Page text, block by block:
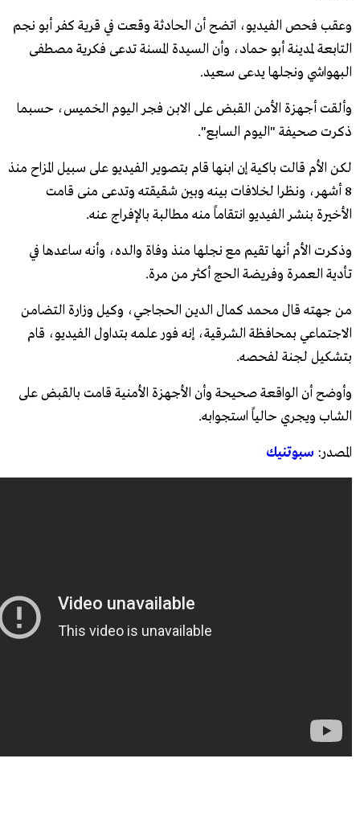
​وعقب فحص الفيديو، اتضح أن الحادثة وقعت في قرية كفر أبو نجم
التابعة لمدينة أبو حماد، وأن السيدة المسنة تدعى فكرية مصطفى
البهواشي ونجلها يدعى سعيد.
وألقت أجهزة الأمن القبض على الابن فجر اليوم الخميس، حسبما
ذكرت صحيفة "اليوم السابع".
لكن الأم قالت باكية إن ابنها قام بتصوير الفيديو على سبيل المزاح منذ
8 أشهر، ونظرا لخلافات بينه وبين شقيقته وتدعى منى قامت
الأخيرة بنشر الفيديو انتقاماً منه مطالبة بالإفراج عنه.
وذكرت الأم أنها تقيم مع نجلها منذ وفاة والده، وأنه ساعدها في
تأدية العمرة وفريضة الحج أكثر من مرة.
من جهته قال محمد كمال الدين الحجاجي، وكيل وزارة التضامن
الاجتماعي بمحافظة الشرقية، إنه فور علمه بتداول الفيديو، قام
بتشكيل لجنة لفحصه.
وأوضح أن الواقعة صحيحة وأن الأجهزة الأمنية قامت بالقبض على
الشاب ويجري حالياً استجوابه.
المصدر: سبوتنيك